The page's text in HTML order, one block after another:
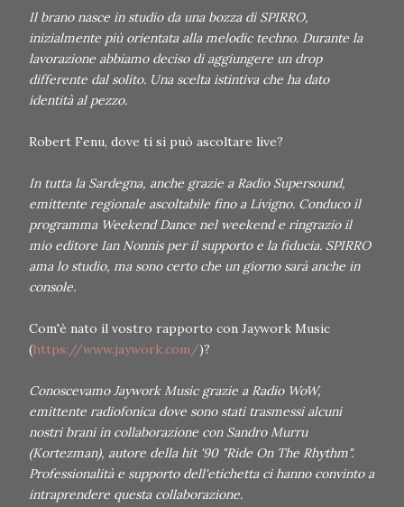
Il brano nasce in studio da una bozza di SPIRRO,
inizialmente più orientata alla melodic techno. Durante la
lavorazione abbiamo deciso di aggiungere un drop
differente dal solito. Una scelta istintiva che ha dato
identità al pezzo.
Robert Fenu, dove ti si può ascoltare live?
In tutta la Sardegna, anche grazie a Radio Supersound,
emittente regionale ascoltabile fino a Livigno. Conduco il
programma Weekend Dance nel weekend e ringrazio il
mio editore Ian Nonnis per il supporto e la fiducia. SPIRRO
ama lo studio, ma sono certo che un giorno sarà anche in
console.
Com'è nato il vostro rapporto con Jaywork Music
(https://www.jaywork.com/)?
Conoscevamo Jaywork Music grazie a Radio WoW,
emittente radiofonica dove sono stati trasmessi alcuni
nostri brani in collaborazione con Sandro Murru
(Kortezman), autore della hit '90 "Ride On The Rhythm".
Professionalità e supporto dell'etichetta ci hanno convinto a
intraprendere questa collaborazione.